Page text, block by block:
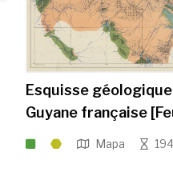
Esquisse
Guyane française
Mapa